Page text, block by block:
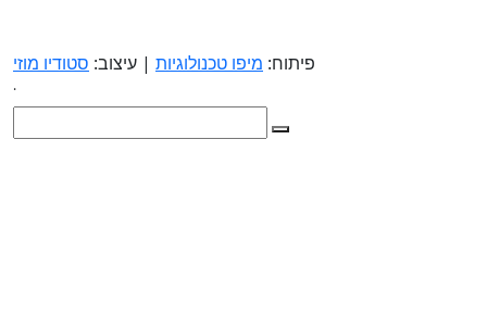
פיתוח: מיפו טכנולוגיות | עיצוב: סטודיו מוזי
.